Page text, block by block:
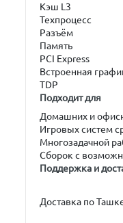
Кэш L3
Техпроцесс
Разъём
Память
PCI Express
Встроенная
TDP
Подходит для
Домашних и
Игровых систем
Многозадачной
Сборок с
Поддержка и
Доставка по